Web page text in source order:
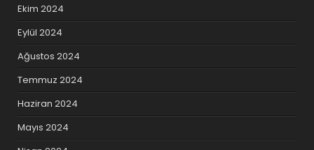
Ekim 2024
Eylül 2024
Ağustos 2024
Temmuz 2024
Haziran 2024
Mayıs 2024